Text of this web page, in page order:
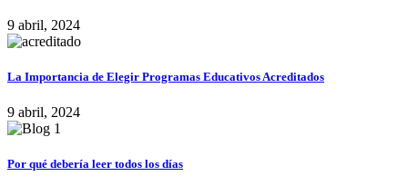
9 abril, 2024
La Importancia de Elegir Programas Educativos Acreditados
9 abril, 2024
Por qué debería leer todos los días